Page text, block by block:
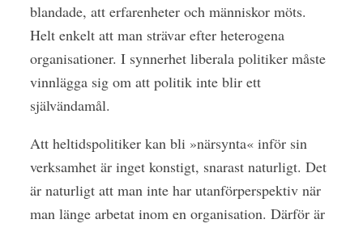
blandade, att erfarenheter och människor möts.
Helt enkelt att man strävar efter ­heterogena
organisationer. I synnerhet liberala politiker måste
vinnlägga sig om att politik inte blir ett
självändamål.
Att heltidspolitiker kan bli »närsynta« inför sin
verksamhet är inget ­konstigt, snarast naturligt. Det
är naturligt att man inte har utanförperspektiv när
man länge arbetat inom en organisation. Därför är